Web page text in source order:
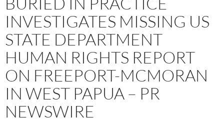
INVESTIGATES MISSING US
STATE DEPARTMENT
HUMAN RIGHTS REPORT
ON FREEPORT-MCMORAN
IN WEST PAPUA – PR
NEWSWIRE